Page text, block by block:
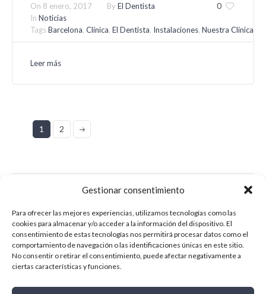
Gestionar consentimiento
Para ofrecer las mejores experiencias, utilizamos tecnologías como las
cookies para almacenar y/o acceder a la información del dispositivo. El
consentimiento de estas tecnologías nos permitirá procesar datos como el
comportamiento de navegación o las identificaciones únicas en este sitio.
No consentir o retirar el consentimiento, puede afectar negativamente a
ciertas características y funciones.
0
On 8 enero, 2017 By El Dentista
In Noticias
TagsBarcelona, Clínica, El Dentista, Instalaciones, Nuestra Clínica
Leer más
1 2
Categorías
Cuidado Dental(2)
Dientes Sanos(2)